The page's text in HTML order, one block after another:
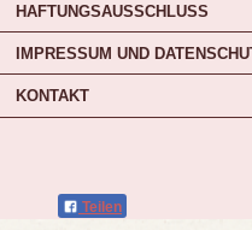
HAFTUNGSAUSSCHLUSS
IMPRESSUM UND
KONTAKT
Teilen